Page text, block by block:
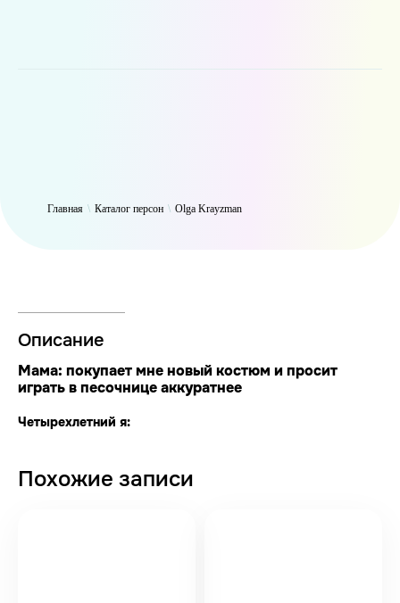
Главная \ Каталог персон \ Olga Krayzman
Описание
Мама: покупает мне новый костюм и просит
играть в песочнице аккуратнее
Четырехлетний я:
Похожие записи